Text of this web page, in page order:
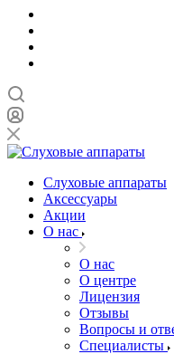
Слуховые аппараты
Аксессуары
Акции
О нас
О нас
О центре
Лицензия
Отзывы
Вопросы и
Специалисты